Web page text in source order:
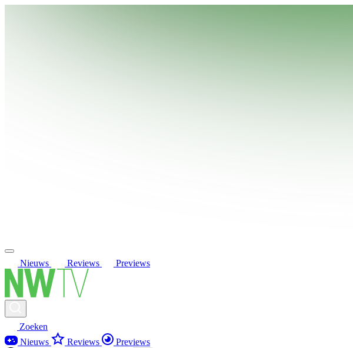
Nieuws Reviews Previews
Zoeken
Nieuws
Reviews Previews